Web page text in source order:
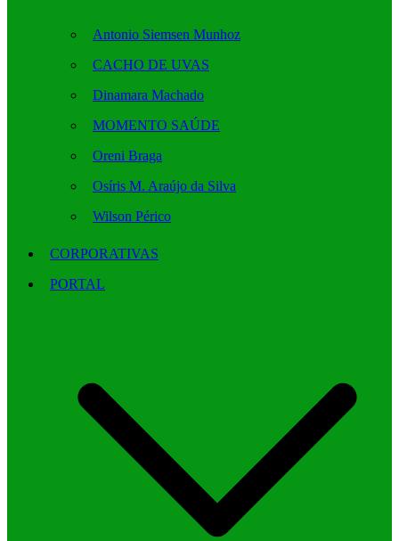
Antonio Siemsen Munhoz
CACHO DE UVAS
Dinamara Machado
MOMENTO SAÚDE
Oreni Braga
Osíris M. Araújo da Silva
Wilson Périco
CORPORATIVAS
PORTAL